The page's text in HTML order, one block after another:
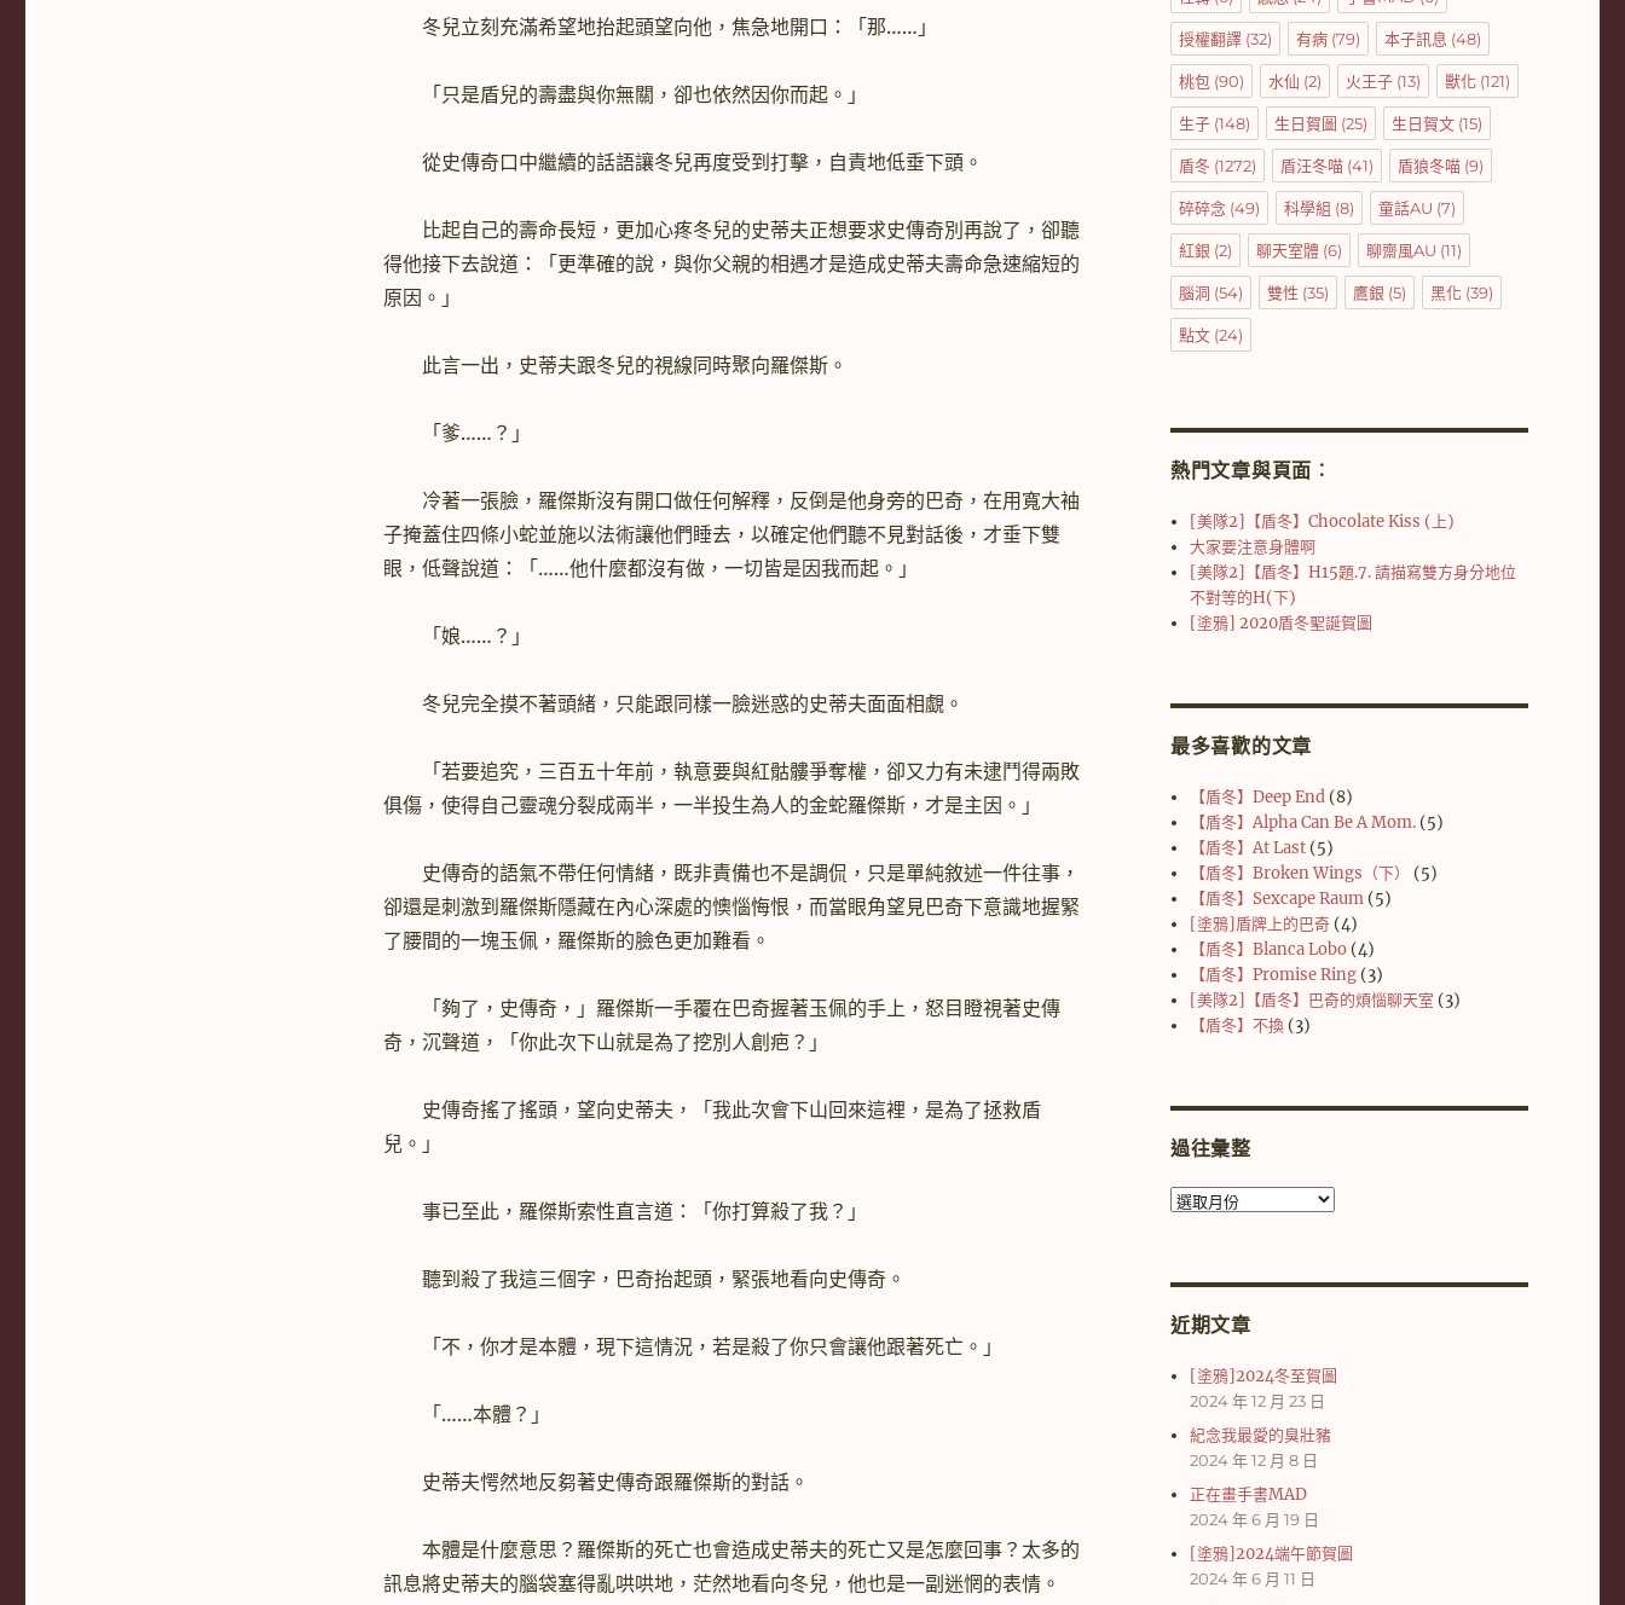
冬兒立刻充滿希望地抬起頭望向他，焦急地開口：「那……」
「只是盾兒的壽盡與你無關，卻也依然因你而起。」
從史傳奇口中繼續的話語讓冬兒再度受到打擊，自責地低垂下頭。
比起自己的壽命長短，更加心疼冬兒的史蒂夫正想要求史傳奇別再說了，卻聽
得他接下去說道：「更準確的說，與你父親的相遇才是造成史蒂夫壽命急速縮短的
原因。」
此言一出，史蒂夫跟冬兒的視線同時聚向羅傑斯。
「爹……？」
冷著一張臉，羅傑斯沒有開口做任何解釋，反倒是他身旁的巴奇，在用寬大袖
子掩蓋住四條小蛇並施以法術讓他們睡去，以確定他們聽不見對話後，才垂下雙
眼，低聲說道：「……他什麼都沒有做，一切皆是因我而起。」
「娘……？」
冬兒完全摸不著頭緒，只能跟同樣一臉迷惑的史蒂夫面面相覷。
「若要追究，三百五十年前，執意要與紅骷髏爭奪權，卻又力有未逮鬥得兩敗
俱傷，使得自己靈魂分裂成兩半，一半投生為人的金蛇羅傑斯，才是主因。」
史傳奇的語氣不帶任何情緒，既非責備也不是調侃，只是單純敘述一件往事，
卻還是刺激到羅傑斯隱藏在內心深處的懊惱悔恨，而當眼角望見巴奇下意識地握緊
了腰間的一塊玉佩，羅傑斯的臉色更加難看。
「夠了，史傳奇，」羅傑斯一手覆在巴奇握著玉佩的手上，怒目瞪視著史傳
奇，沉聲道，「你此次下山就是為了挖別人創疤？」
史傳奇搖了搖頭，望向史蒂夫，「我此次會下山回來這裡，是為了拯救盾
兒。」
事已至此，羅傑斯索性直言道：「你打算殺了我？」
聽到殺了我這三個字，巴奇抬起頭，緊張地看向史傳奇。
「不，你才是本體，現下這情況，若是殺了你只會讓他跟著死亡。」
「……本體？」
史蒂夫愕然地反芻著史傳奇跟羅傑斯的對話。
本體是什麼意思？羅傑斯的死亡也會造成史蒂夫的死亡又是怎麼回事？太多的
訊息將史蒂夫的腦袋塞得亂哄哄地，茫然地看向冬兒，他也是一副迷惘的表情。
授權翻譯(32) 有病(79) 本子訊息 (48)
桃包 (90) 水仙 (2) 火王子(13) 獸化(121)
生子(148) 生日賀圖 (25) 生日賀文(15)
盾冬(1272) 盾汪冬喵(41) 盾狼冬喵(9)
碎碎念 (49) 科學組 (8) 童話AU (7)
紅銀 (2) 聊天室體(6) 聊齋風AU (11)
腦洞 (54) 雙性 (35) 鷹銀 (5) 黑化(39)
點文(24)
熱門文章與頁面︰
[美隊2]【盾冬】Chocolate Kiss (上)
大家要注意身體啊
[美隊2]【盾冬】H15題.7. 請描寫雙方身分地位
不對等的H(下)
[塗鴉] 2020盾冬聖誕賀圖
最多喜歡的文章
【盾冬】Deep End (8)
【盾冬】Alpha Can Be A Mom. (5)
【盾冬】At Last (5)
【盾冬】Broken Wings（下）
(5)
【盾冬】Sexcape Raum (5)
[塗鴉]盾牌上的巴奇 (4)
【盾冬】Blanca Lobo (4)
【盾冬】Promise Ring (3)
[美隊2]【盾冬】巴奇的煩惱聊天室 (3)
【盾冬】不換 (3)
過往彙整
過
近期文章
[塗鴉]2024冬至賀圖
2024 年 12 月 23 日
紀念我最愛的臭壯豬
2024 年 12 月 8 日
正在畫手書MAD
2024 年 6 月 19 日
[塗鴉]2024端午節賀圖
2024 年 6 月 11 日